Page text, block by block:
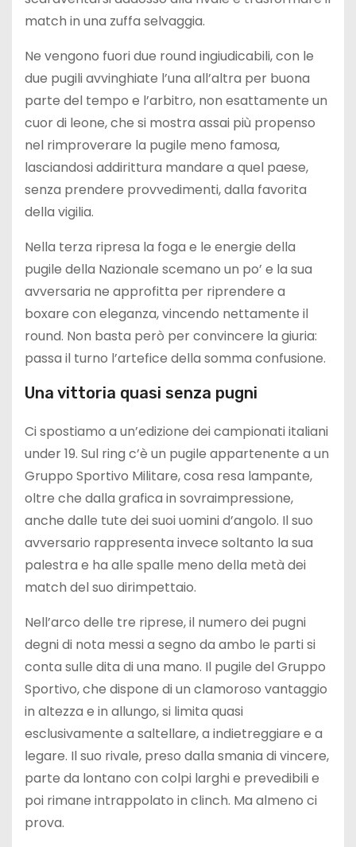
match in una zuffa selvaggia.
Ne vengono fuori due round ingiudicabili, con le
due pugili avvinghiate l’una all’altra per buona
parte del tempo e l’arbitro, non esattamente un
cuor di leone, che si mostra assai più propenso
nel rimproverare la pugile meno famosa,
lasciandosi addirittura mandare a quel paese,
senza prendere provvedimenti, dalla favorita
della vigilia.
Nella terza ripresa la foga e le energie della
pugile della Nazionale scemano un po’ e la sua
avversaria ne approfitta per riprendere a
boxare con eleganza, vincendo nettamente il
round. Non basta però per convincere la giuria:
passa il turno l’artefice della somma confusione.
Una vittoria quasi senza pugni
Ci spostiamo a un’edizione dei campionati italiani
under 19. Sul ring c’è un pugile appartenente a un
Gruppo Sportivo Militare, cosa resa lampante,
oltre che dalla grafica in sovraimpressione,
anche dalle tute dei suoi uomini d’angolo. Il suo
avversario rappresenta invece soltanto la sua
palestra e ha alle spalle meno della metà dei
match del suo dirimpettaio.
Nell’arco delle tre riprese, il numero dei pugni
degni di nota messi a segno da ambo le parti si
conta sulle dita di una mano. Il pugile del Gruppo
Sportivo, che dispone di un clamoroso vantaggio
in altezza e in allungo, si limita quasi
esclusivamente a saltellare, a indietreggiare e a
legare. Il suo rivale, preso dalla smania di vincere,
parte da lontano con colpi larghi e prevedibili e
poi rimane intrappolato in clinch. Ma almeno ci
prova.